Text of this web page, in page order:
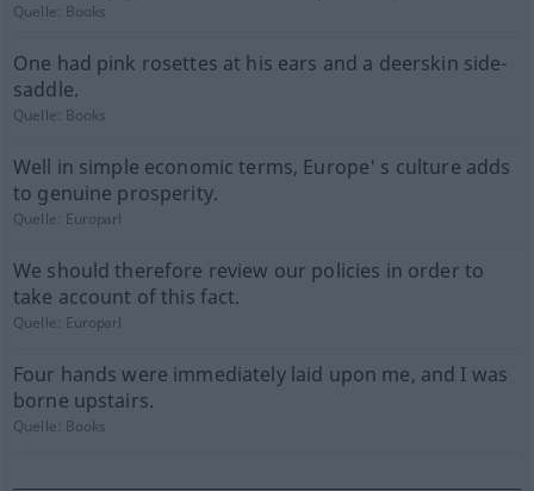
Quelle: Books
One had pink rosettes at his ears and a deerskin side-
saddle.
Quelle: Books
Well in simple economic terms, Europe' s culture adds
to genuine prosperity.
Quelle: Europarl
We should therefore review our policies in order to
take account of this fact.
Quelle: Europarl
Four hands were immediately laid upon me, and I was
borne upstairs.
Quelle: Books